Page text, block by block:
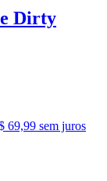
Dirty
69,99 sem juros